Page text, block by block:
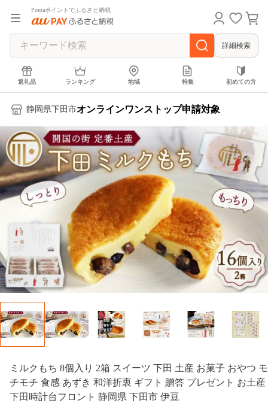
Pontaポイントでふるさと納税
詳細検索
返礼品 ランキング 地域 特集 初めての方
静岡県下田市オンラインワンストップ申請対象
ミルクもち 8個入り 2箱 スイーツ 下田 土産 お菓子 おやつ モ
チモチ 食感 あずき 和洋折衷 ギフト 贈答 プレゼント お土産
下田時計台フロント 静岡県 下田市 伊豆